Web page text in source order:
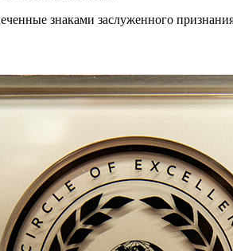
знаками заслуженного